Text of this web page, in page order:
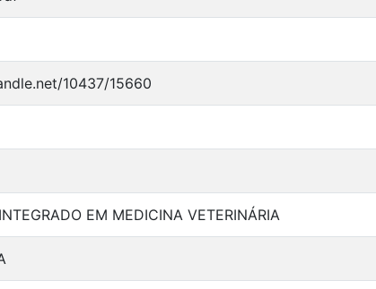
10437/15660
EM MEDICINA VETERINÁRIA